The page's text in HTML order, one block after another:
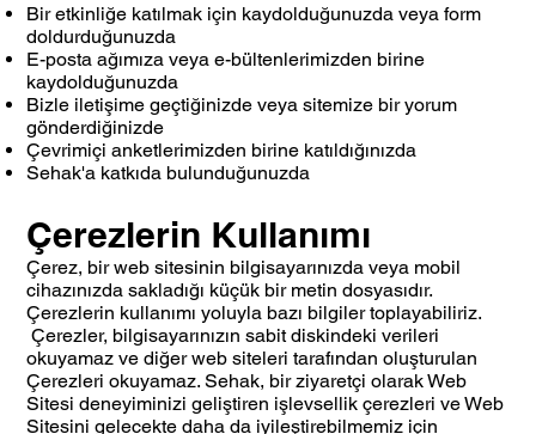
Bir etkinliğe katılmak için kaydolduğunuzda veya form
doldurduğunuzda
E-posta ağımıza veya e-bültenlerimizden birine
kaydolduğunuzda
Bizle iletişime geçtiğinizde veya sitemize bir yorum
gönderdiğinizde
Çevrimiçi anketlerimizden birine katıldığınızda
Sehak'a katkıda bulunduğunuzda
Çerezlerin Kullanımı
Çerez, bir web sitesinin bilgisayarınızda veya mobil
cihazınızda sakladığı küçük bir metin dosyasıdır.
Çerezlerin kullanımı yoluyla bazı bilgiler toplayabiliriz.
Çerezler, bilgisayarınızın sabit diskindeki verileri
okuyamaz ve diğer web siteleri tarafından oluşturulan
Çerezleri okuyamaz. Sehak, bir ziyaretçi olarak Web
Sitesi deneyiminizi geliştiren işlevsellik çerezleri ve Web
Sitesini gelecekte daha da iyileştirebilmemiz için